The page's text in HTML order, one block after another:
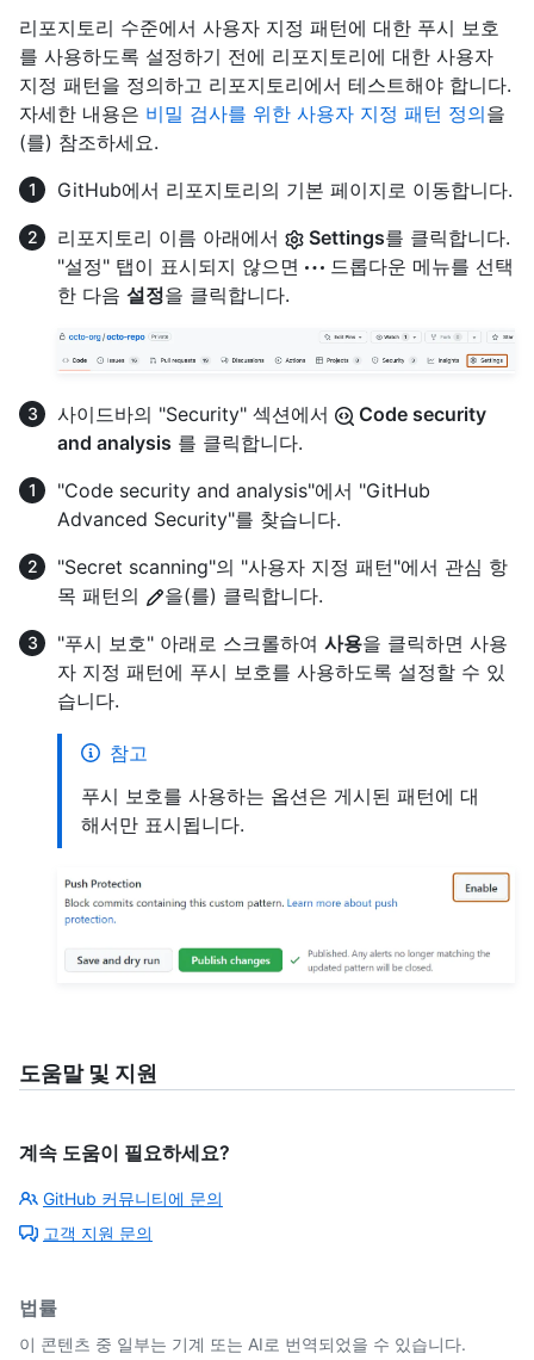
리포지토리 수준에서 사용자 지정 패턴에 대한 푸시 보호
를 사용하도록 설정하기 전에 리포지토리에 대한 사용자
지정 패턴을 정의하고 리포지토리에서 테스트해야 합니다.
자세한 내용은 비밀 검사를 위한 사용자 지정 패턴 정의을
(를) 참조하세요.
GitHub에서 리포지토리의 기본 페이지로 이동합니다.
리포지토리 이름 아래에서
Settings를 클릭합니다.
"설정" 탭이 표시되지 않으면
드롭다운 메뉴를 선택
한 다음 설정을 클릭합니다.
사이드바의 "Security" 섹션에서
Code security
and analysis 를 클릭합니다.
"Code security and analysis"에서 "GitHub
Advanced Security"를 찾습니다.
"Secret scanning"의 "사용자 지정 패턴"에서 관심 항
목 패턴의
을(를) 클릭합니다.
"푸시 보호" 아래로 스크롤하여 사용을 클릭하면 사용
자 지정 패턴에 푸시 보호를 사용하도록 설정할 수 있
습니다.
참고
푸시 보호를 사용하는 옵션은 게시된 패턴에 대
해서만 표시됩니다.
도움말 및 지원
계속 도움이 필요하세요?
GitHub 커뮤니티에 문의
고객 지원 문의
법률
이 콘텐츠 중 일부는 기계 또는 AI로 번역되었을 수 있습니다.